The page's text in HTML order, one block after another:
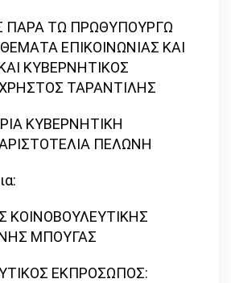
ΠΑΡΑ ΤΩ ΠΡΩΘΥΠΟΥΡΓΩ
ΕΠΙΚΟΙΝΩΝΙΑΣ ΚΑΙ
ΚΥΒΕΡΝΗΤΙΚΟΣ
ΤΑΡΑΝΤΙΛΗΣ
ΚΥΒΕΡΝΗΤΙΚΗ
ΠΕΛΩΝΗ
ΚΟΙΝΟΒΟΥΛΕΥΤΙΚΗΣ
ΜΠΟΥΓΑΣ
ΕΚΠΡΟΣΩΠΟΣ: